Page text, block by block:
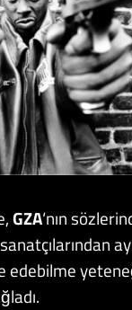
GZA‘nın
sanatçılarından
edebilme